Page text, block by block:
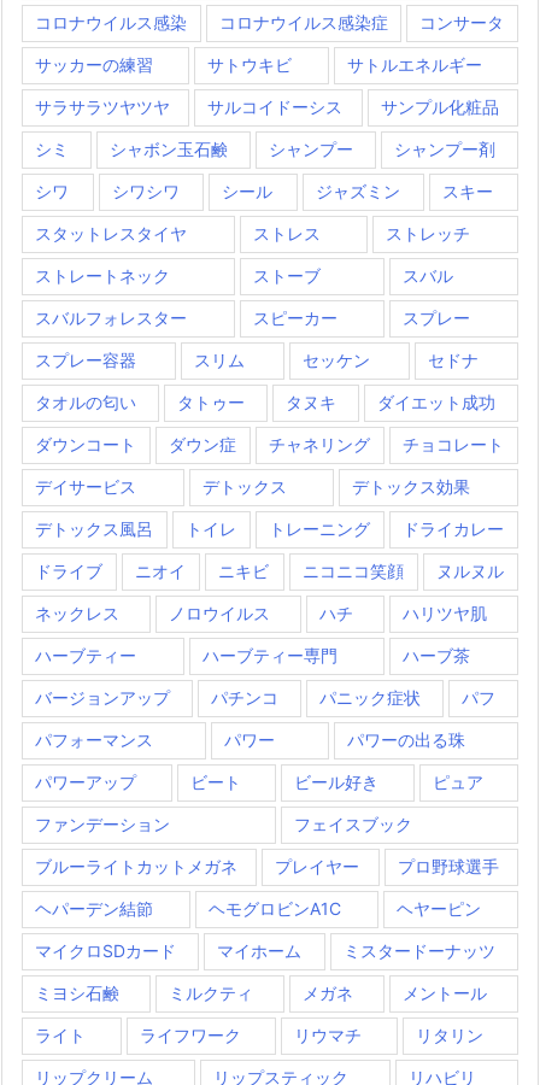
コロナウイルス感染 コロナウイルス感染症 コンサータ
サッカーの練習 サトウキビ サトルエネルギー
サラサラツヤツヤ サルコイドーシス サンプル化粧品
シミ シャボン玉石鹸 シャンプー シャンプー剤
シワ シワシワ シール ジャズミン スキー
スタットレスタイヤ ストレス ストレッチ
ストレートネック ストーブ スバル
スバルフォレスター スピーカー スプレー
スプレー容器 スリム セッケン セドナ
タオルの匂い タトゥー タヌキ ダイエット成功
ダウンコート ダウン症 チャネリング チョコレート
デイサービス デトックス デトックス効果
デトックス風呂 トイレ トレーニング ドライカレー
ドライブ ニオイ ニキビ ニコニコ笑顔 ヌルヌル
ネックレス ノロウイルス ハチ ハリツヤ肌
ハーブティー ハーブティー専門 ハーブ茶
バージョンアップ パチンコ パニック症状 パフ
パフォーマンス パワー パワーの出る珠
パワーアップ ビート ビール好き ピュア
ファンデーション フェイスブック
ブルーライトカットメガネ プレイヤー プロ野球選手
ヘパーデン結節 ヘモグロビンA1C ヘヤーピン
マイクロSDカード マイホーム ミスタードーナッツ
ミヨシ石鹸 ミルクティ メガネ メントール
ライト ライフワーク リウマチ リタリン
リップクリーム リップスティック リハビリ